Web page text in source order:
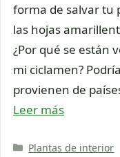
forma de salvar tu
las hojas
¿Por qué se están
mi ciclamen?
provienen de
Leer más
Categorías
Plantas de interior